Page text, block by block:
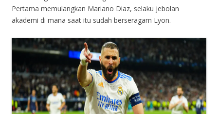
Pertama memulangkan Mariano Diaz, selaku jebolan
akademi di mana saat itu sudah berseragam Lyon.